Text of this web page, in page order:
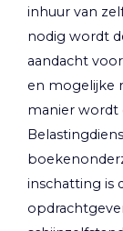
inhuur van
nodig wordt
aandacht
en mogelijke
manier wordt
inschatting is